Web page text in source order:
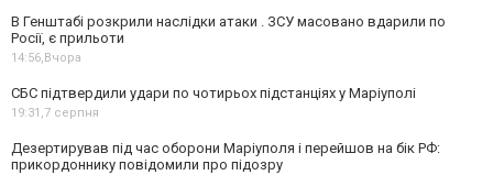
В Генштабі розкрили наслідки атаки . ЗСУ масовано вдарили по
Росії, є прильоти
14:56,Вчора
СБС підтвердили удари по чотирьох підстанціях у Маріуполі
19:31,7 серпня
Дезертирував під час оборони Маріуполя і перейшов на бік РФ:
прикордоннику повідомили про підозру